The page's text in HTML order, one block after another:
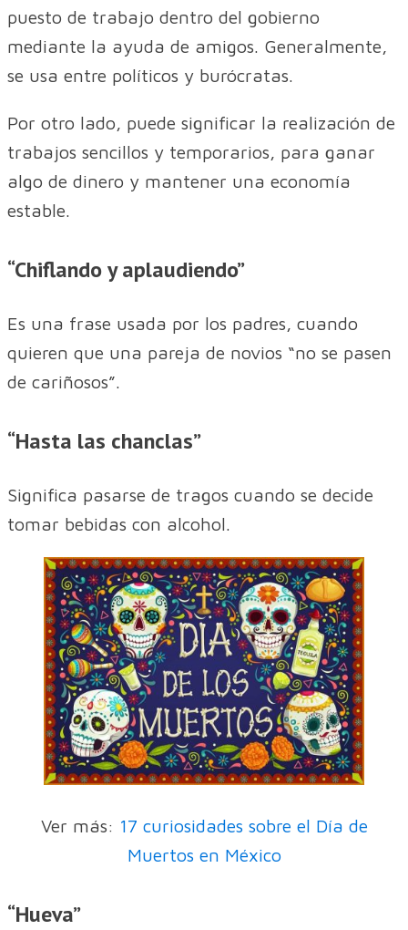
puesto de trabajo dentro del gobierno
mediante la ayuda de amigos. Generalmente,
se usa entre políticos y burócratas.
Por otro lado, puede significar la realización de
trabajos sencillos y temporarios, para ganar
algo de dinero y mantener una economía
estable.
“Chiflando y aplaudiendo”
Es una frase usada por los padres, cuando
quieren que una pareja de novios “no se pasen
de cariñosos”.
“Hasta las chanclas”
Significa pasarse de tragos cuando se decide
tomar bebidas con alcohol.
Ver más: 17 curiosidades sobre el Día de
Muertos en México
“Hueva”